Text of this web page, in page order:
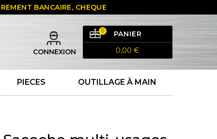
BANCAIRE, CHEQUE
CONNEXION
PANIER
0
0,00 €
PIECES OUTILLAGE À MAIN